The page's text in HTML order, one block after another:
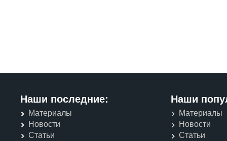
Наши последние:
Материалы
Новости
Статьи
Наши
Материалы
Новости
Статьи